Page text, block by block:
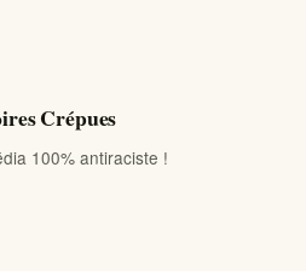
Crépues
100% antiraciste !